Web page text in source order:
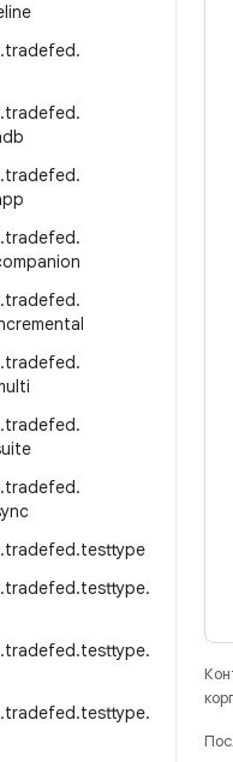
.tradefed.
.tradefed.
.tradefed.
.tradefed.
.tradefed.
.tradefed.
.tradefed.
.tradefed.
.tradefed.testtype
.tradefed.testtype.
.tradefed.testtype.
.tradefed.testtype.